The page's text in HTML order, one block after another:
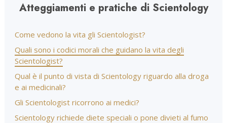
Atteggiamenti e pratiche di Scientology
Come vedono la vita gli Scientologist?
Quali sono i codici morali che guidano la vita degli
Scientologist?
Qual è il punto di vista di Scientology riguardo alla droga
e ai medicinali?
Gli Scientologist ricorrono ai medici?
Scientology richiede diete speciali o pone divieti al fumo